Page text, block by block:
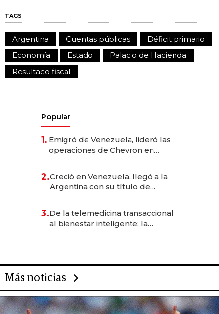
TAGS
Argentina Cuentas públicas
Déficit primario
Economía
Estado
Palacio de Hacienda
Resultado fiscal
Popular
1. Emigró de Venezuela, lideró las
operaciones de Chevron en
2.Creció en Venezuela, llegó a la
Argentina con su título de
las marcas "fast premium"
3.De la telemedicina transaccional
al bienestar inteligente: la
Más noticias